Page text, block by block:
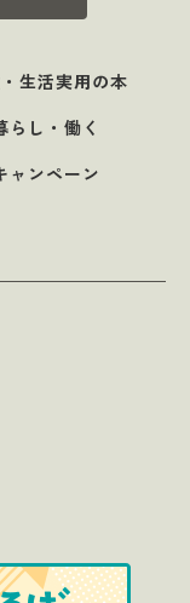
生活実用の本
らし・働く
ャンペーン